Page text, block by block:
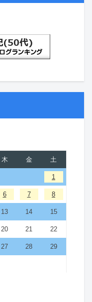
木 金 土
1
6 7 8
13 14 15
20 21 22
27 28 29